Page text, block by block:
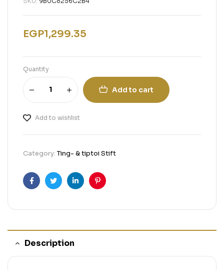
EGP1,299.35
Quantity
Add to cart
Add to wishlist
Category:Ting- & tiptoi Stift
FacebookTwitterLinkedinPinterest
Description